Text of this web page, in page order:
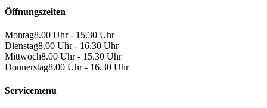
Öffnungszeiten
Montag8.00 Uhr - 15.30 Uhr
Dienstag8.00 Uhr - 16.30 Uhr
Mittwoch8.00 Uhr - 15.30 Uhr
Donnerstag8.00 Uhr - 16.30 Uhr
Servicemenu